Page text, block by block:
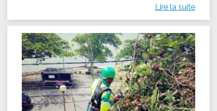
Lire la suite